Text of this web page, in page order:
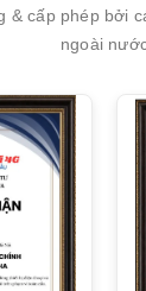
& cấp phép bởi
ngoài